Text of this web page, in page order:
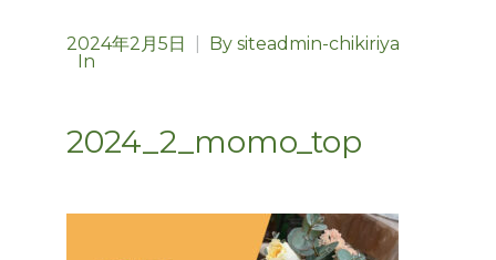
2024年2月5日 By siteadmin-chikiriya
In
2024_2_momo_top